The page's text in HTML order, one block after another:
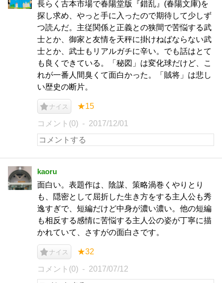
長らく古本市場で春陽堂版『錯乱』(春陽文庫)を
探し求め、やっと手に入ったので期待して少しず
つ読んだ。主従関係と正義との狭間で苦悩する武
士とか、御家と友情を天秤に掛けねばならない武
士とか、武士もリアルガチに辛い。でも話はとて
も良くできている。「秘図」は変化球だけど、こ
れが一番人間臭くて面白かった。「賊将」は悲し
い歴史の断片。
ナイス ★15
コメント(0) 2017/12/01
kaoru
面白い。表題作は、陰謀、策略渦巻くやりとり
も、隠密として屈折した生き方をする主人公も秀
逸すぎで、短編だけど中身が濃い濃い。他の短編
も相反する感情に苦悩する主人公の姿が丁寧に描
かれていて、さすがの面白さです。
ナイス ★32
コメント(0) 2017/07/12